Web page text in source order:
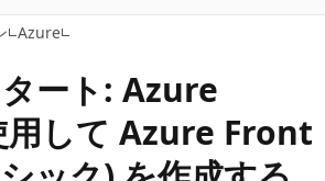
Azure
ート: Azure
して Azure Front